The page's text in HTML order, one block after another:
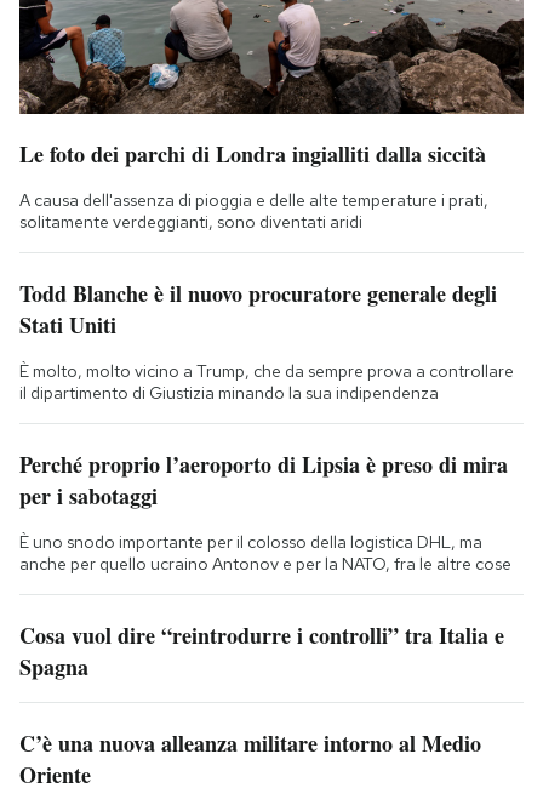
Le foto dei parchi di Londra ingialliti dalla siccità
A causa dell'assenza di pioggia e delle alte temperature i prati,
solitamente verdeggianti, sono diventati aridi
Todd Blanche è il nuovo procuratore generale degli
Stati Uniti
È molto, molto vicino a Trump, che da sempre prova a controllare
il dipartimento di Giustizia minando la sua indipendenza
Perché proprio l’aeroporto di Lipsia è preso di mira
per i sabotaggi
È uno snodo importante per il colosso della logistica DHL, ma
anche per quello ucraino Antonov e per la NATO, fra le altre cose
Cosa vuol dire “reintrodurre i controlli” tra Italia e
Spagna
C’è una nuova alleanza militare intorno al Medio
Oriente